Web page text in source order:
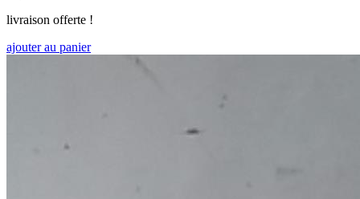
livraison offerte !
ajouter au panier